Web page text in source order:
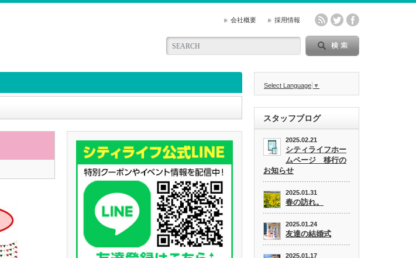
会社概要 採用情報
Select Language ▼
スタッフブログ
2025.02.21
シティライフホー
ムページ 移行の
お知らせ
2025.01.31
春の訪れ。
2025.01.24
友達の結婚式
2025.01.17